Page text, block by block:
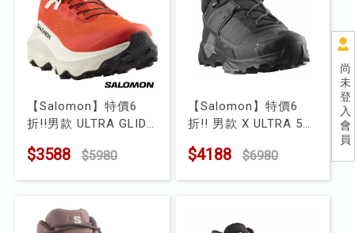
尚
未
登
入
會
員
女款
睡眠系統
器材裝備
兒童
露營
【Salomon】特價6
折!!男款 ULTRA GLIDE
型號 : L47755900
$3588 $5980
【Salomon】特價6
折!! 男款 X ULTRA 5
寬楦
$4188 $6980